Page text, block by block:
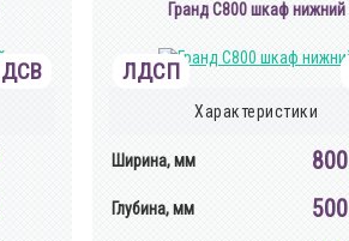
ДСВ
Гранд С800 шкаф нижний
ЛДСП
Характеристики
Ширина, мм 800
Глубина, мм 500